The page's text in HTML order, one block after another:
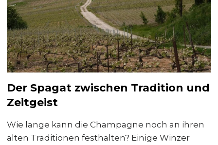
Der Spagat zwischen Tradition und
Zeitgeist
Wie lange kann die Champagne noch an ihren
alten Traditionen festhalten? Einige Winzer